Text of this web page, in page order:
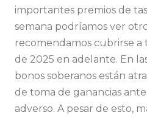
importantes premios de
semana podríamos ver
recomendamos cubrirse a
de 2025 en adelante. En
bonos soberanos están
de toma de ganancias
adverso. A pesar de esto,